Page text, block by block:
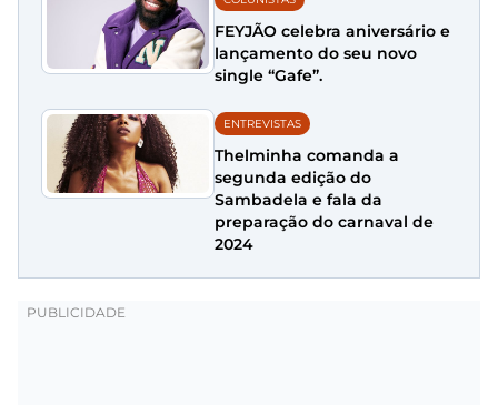
FEYJÃO celebra aniversário e
lançamento do seu novo
single “Gafe”.
ENTREVISTAS
Thelminha comanda a
segunda edição do
Sambadela e fala da
preparação do carnaval de
2024